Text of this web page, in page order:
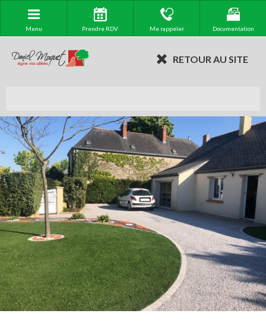
Menu Prendre RDV Me rappeler Documentation
RETOUR AU SITE